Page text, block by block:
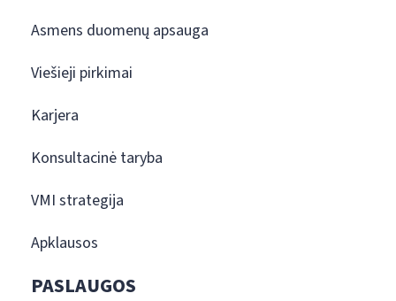
Asmens duomenų apsauga
Viešieji pirkimai
Karjera
Konsultacinė taryba
VMI strategija
Apklausos
PASLAUGOS